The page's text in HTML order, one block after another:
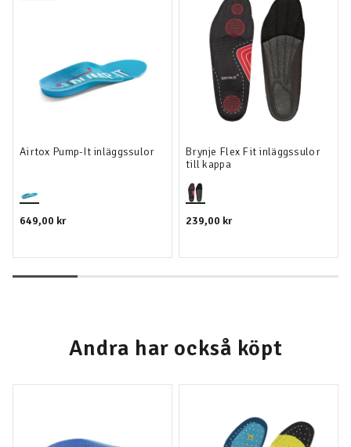
Airtox Pump-It inläggssulor
649,00 kr
Brynje Flex Fit inläggssulor
till kappa
239,00 kr
Andra har också köpt